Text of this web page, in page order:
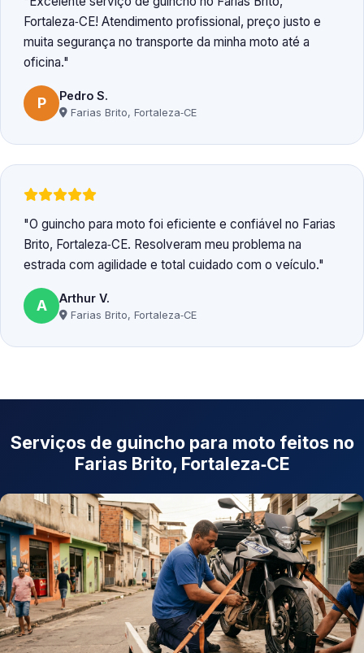
Fortaleza‑CE! Atendimento profissional, preço justo e
muita segurança no transporte da minha moto até a
oficina.
P Pedro S.
Farias Brito, Fortaleza‑CE
O guincho para moto foi eficiente e confiável no Farias
Brito, Fortaleza‑CE. Resolveram meu problema na
estrada com agilidade e total cuidado com o veículo.
A Arthur V.
Farias Brito, Fortaleza‑CE
Serviços de guincho para moto feitos no
Farias Brito, Fortaleza‑CE